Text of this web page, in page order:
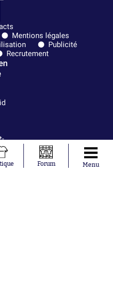
Mentions légales
Publicité
Recrutement
Forum Menu